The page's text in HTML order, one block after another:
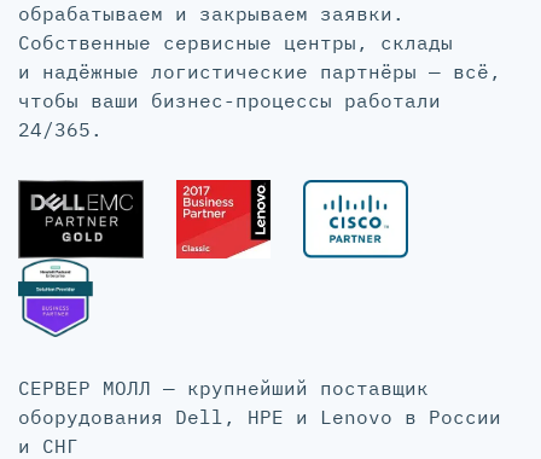
обрабатываем и закрываем заявки.
Собственные сервисные центры, склады
и надёжные логистические партнёры — всё,
чтобы ваши бизнес-процессы работали
24/365.
СЕРВЕР МОЛЛ — крупнейший поставщик
оборудования Dell, HPE и Lenovo в России
и СНГ